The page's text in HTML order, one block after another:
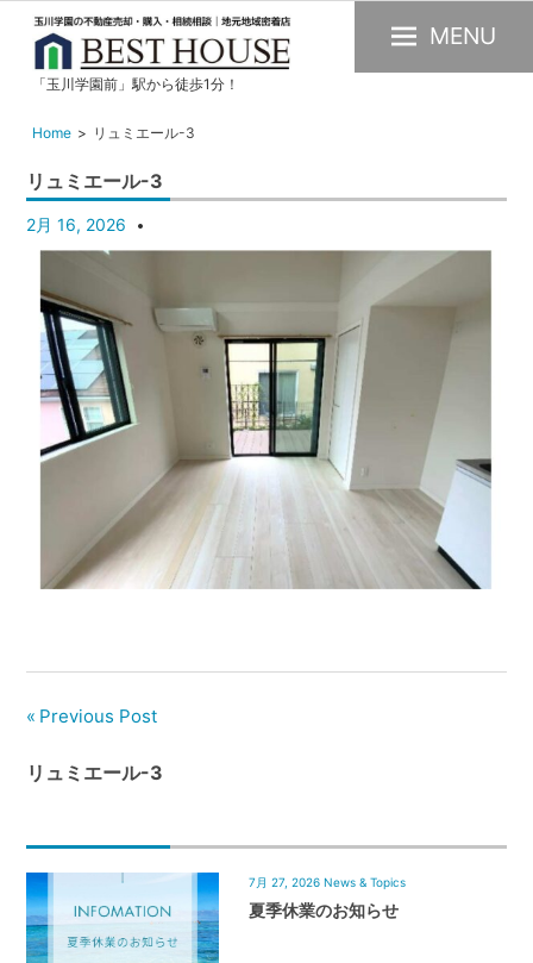
玉
川
園
の
不
動
産
購
入・
売
却・
理
域
密
BEST
「玉川学園前」駅から徒歩1分！
MENU
Home リュミエール-3
リュミエール-3
2月 16, 2026
Previous Post
リュミエール-3
7月 27, 2026 News & Topics
夏季休業のお知らせ